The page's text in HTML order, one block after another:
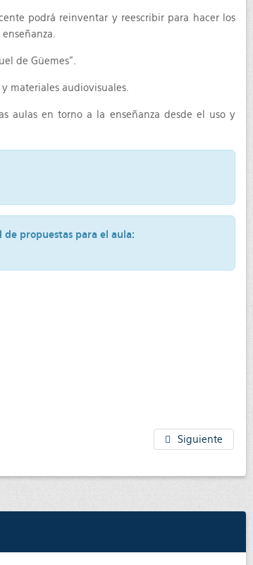
podrá reinventar y reescribir para hacer los
de Güemes”.
materiales audiovisuales.
aulas en torno a la enseñanza desde el uso y
propuestas para el aula:
Siguiente